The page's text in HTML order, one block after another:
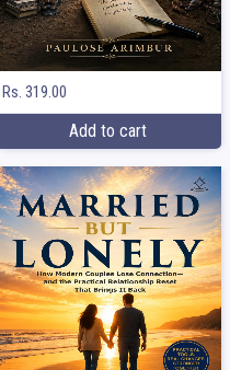
Rs. 319.00
Add to cart